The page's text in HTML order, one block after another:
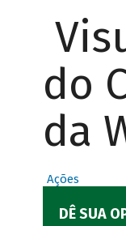
do
da
Ações
DÊ SUA